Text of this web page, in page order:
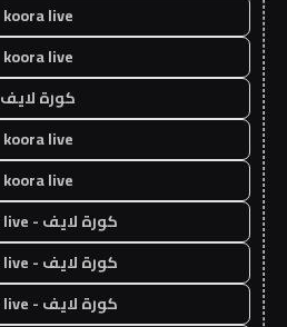
koora live
koora live
كورة لايف
koora live
koora live
كورة لايف - koora live
كورة لايف - koora live
كورة لايف - koora live